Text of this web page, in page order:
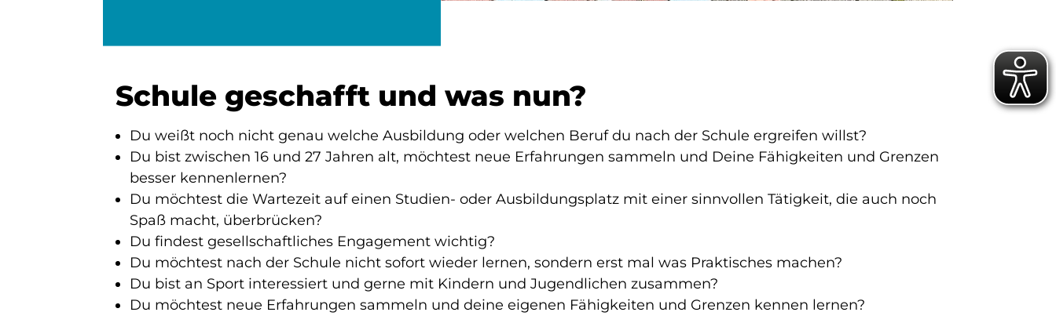
Schule geschafft und was nun?
Du weißt noch nicht genau welche Ausbildung oder welchen Beruf du nach der Schule ergreifen willst?
Du bist zwischen 16 und 27 Jahren alt, möchtest neue Erfahrungen sammeln und Deine Fähigkeiten und Grenzen
besser kennenlernen?
Du möchtest die Wartezeit auf einen Studien- oder Ausbildungsplatz mit einer sinnvollen Tätigkeit, die auch noch
Spaß macht, überbrücken?
Du findest gesellschaftliches Engagement wichtig?
Du möchtest nach der Schule nicht sofort wieder lernen, sondern erst mal was Praktisches machen?
Du bist an Sport interessiert und gerne mit Kindern und Jugendlichen zusammen?
Du möchtest neue Erfahrungen sammeln und deine eigenen Fähigkeiten und Grenzen kennen lernen?